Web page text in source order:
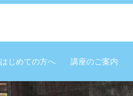
はじめての方へ 講座のご案内